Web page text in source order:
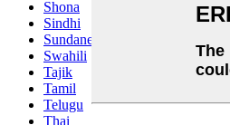
Shona
Sindhi
Sundanese
Swahili
Tajik
Tamil
Telugu
Thai